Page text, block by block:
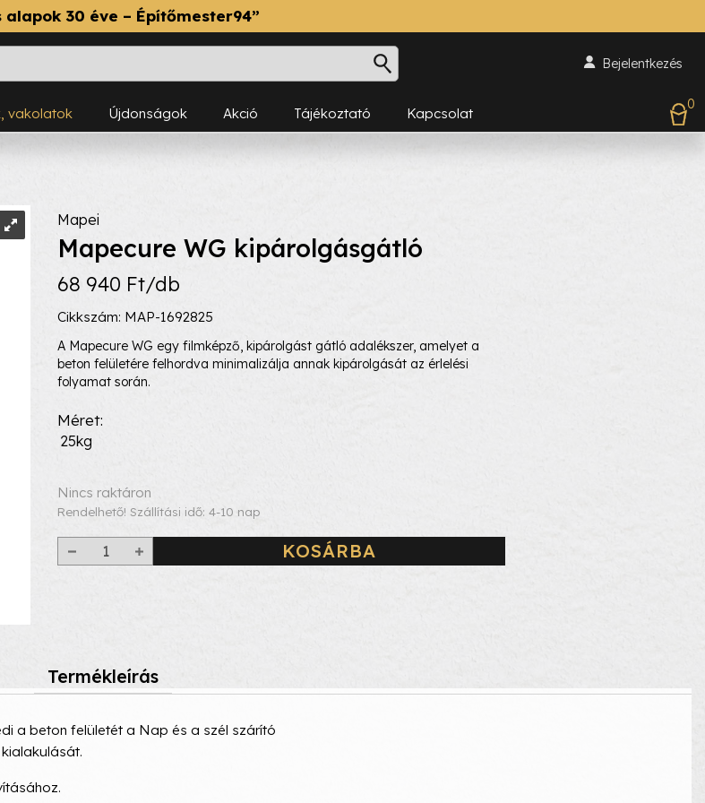
alapok 30 éve – Építőmester94”
Bejelentkezés
vakolatok Újdonságok Akció Tájékoztató Kapcsolat
0
Mapei
Mapecure WG kipárolgásgátló
68 940 Ft/db
Cikkszám: MAP-1692825
A Mapecure WG egy filmképző, kipárolgást gátló adalékszer, amelyet a
beton felületére felhordva minimalizálja annak kipárolgását az érlelési
folyamat során.
Méret
25kg
Nincs raktáron
Rendelhető! Szállítási idő: 4-10 nap
KOSÁRBA
Termékleírás
a beton felületét a Nap és a szél szárító